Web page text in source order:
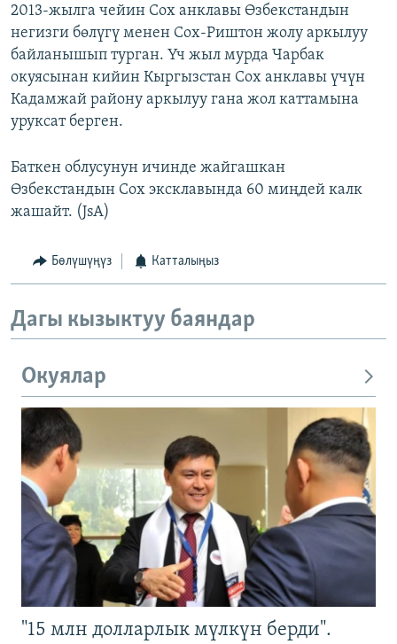
2013-жылга чейин Сох анклавы Өзбекстандын
негизги бөлүгү менен Сох-Риштон жолу аркылуу
байланышып турган. Үч жыл мурда Чарбак
окуясынан кийин Кыргызстан Сох анклавы үчүн
Кадамжай району аркылуу гана жол каттамына
уруксат берген.
Баткен облусунун ичинде жайгашкан
Өзбекстандын Сох эксклавында 60 миңдей калк
жашайт. (JsA)
Бөлүшүңүз Катталыңыз
Дагы кызыктуу баяндар
Окуялар
"15 млн долларлык мүлкүн берди".